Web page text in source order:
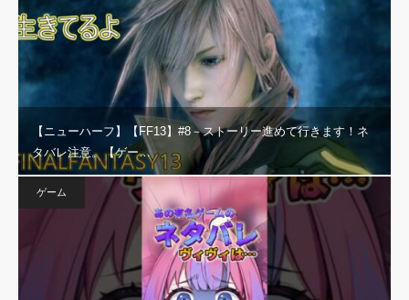
【ニューハーフ】【FF13】#8－ストーリー進めて行きます！ネ
タバレ注意。【ゲー…
ゲーム